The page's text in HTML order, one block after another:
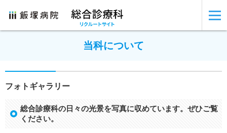
当科について
フォトギャラリー
総合診療科の日々の光景を写真に収めています。ぜひご覧
ください。